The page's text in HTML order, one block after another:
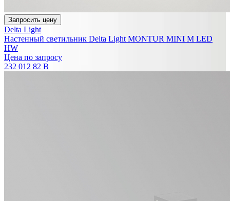
Запросить цену
Delta Light
Настенный светильник Delta Light MONTUR MINI M LED
HW
Цена по запросу
232 012 82 B